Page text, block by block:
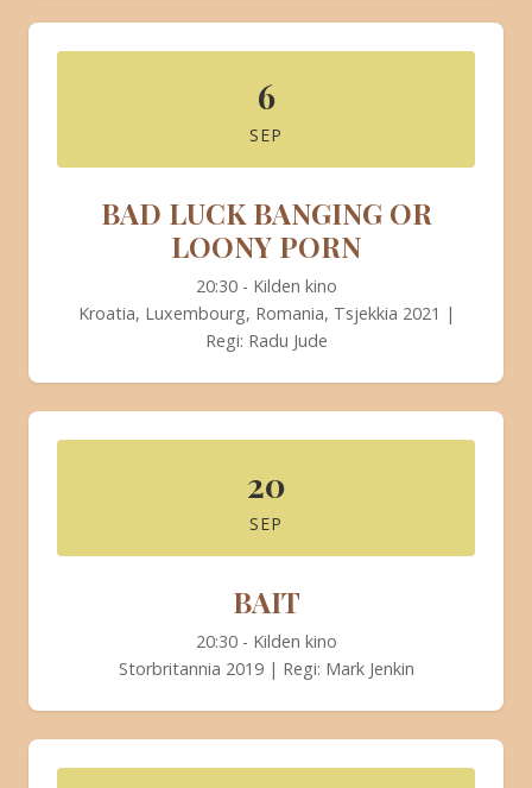
6
SEP
BAD LUCK BANGING OR
LOONY PORN
20:30 - Kilden kino
Kroatia, Luxembourg, Romania, Tsjekkia 2021 |
Regi: Radu Jude
20
SEP
BAIT
20:30 - Kilden kino
Storbritannia 2019 | Regi: Mark Jenkin